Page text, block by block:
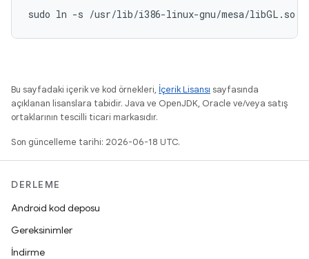
sudo ln -s /usr/lib/i386-linux-gnu/mesa/libGL.so.1
Bu sayfadaki içerik ve kod örnekleri, İçerik Lisansı sayfasında
açıklanan lisanslara tabidir. Java ve OpenJDK, Oracle ve/veya satış
ortaklarının tescilli ticari markasıdır.
Son güncelleme tarihi: 2026-06-18 UTC.
DERLEME
Android kod deposu
Gereksinimler
İndirme